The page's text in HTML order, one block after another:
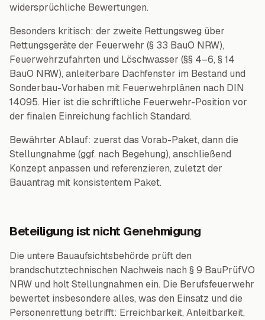
widersprüchliche Bewertungen.
Besonders kritisch: der zweite Rettungsweg über
Rettungsgeräte der Feuerwehr (§ 33 BauO NRW),
Feuerwehrzufahrten und Löschwasser (§§ 4–6, § 14
BauO NRW), anleiterbare Dachfenster im Bestand und
Sonderbau-Vorhaben mit Feuerwehrplänen nach DIN
14095. Hier ist die schriftliche Feuerwehr-Position vor
der finalen Einreichung fachlich Standard.
Bewährter Ablauf: zuerst das Vorab-Paket, dann die
Stellungnahme (ggf. nach Begehung), anschließend
Konzept anpassen und referenzieren, zuletzt der
Bauantrag mit konsistentem Paket.
Beteiligung ist nicht Genehmigung
Die untere Bauaufsichtsbehörde prüft den
brandschutztechnischen Nachweis nach § 9 BauPrüfVO
NRW und holt Stellungnahmen ein. Die Berufsfeuerwehr
bewertet insbesondere alles, was den Einsatz und die
Personenrettung betrifft: Erreichbarkeit, Anleitbarkeit,